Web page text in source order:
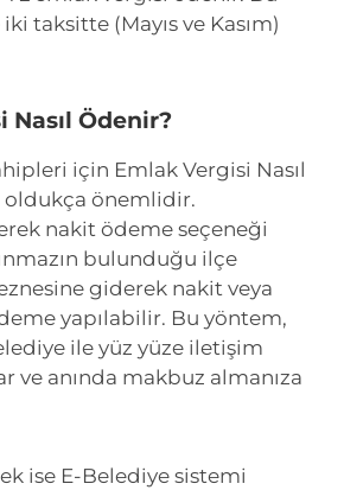
taksitte (Mayıs ve Kasım)
Nasıl Ödenir?
için Emlak Vergisi Nasıl
oldukça önemlidir.
nakit ödeme seçeneği
bulunduğu ilçe
giderek nakit veya
yapılabilir. Bu yöntem,
ile yüz yüze iletişim
ve anında makbuz almanıza
ise E-Belediye sistemi